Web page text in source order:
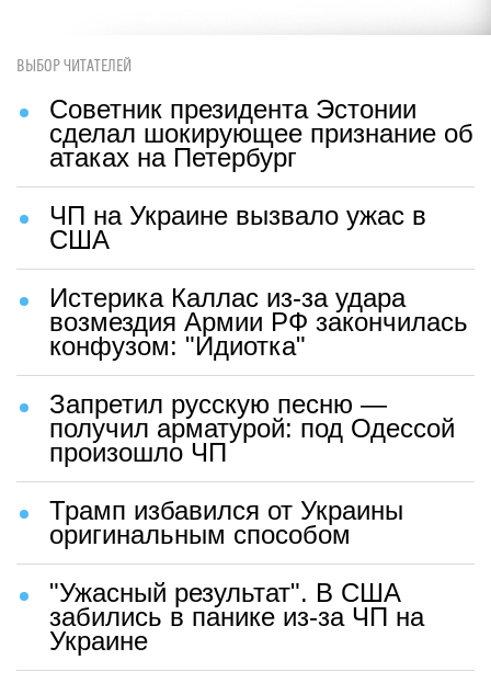
ВЫБОР ЧИТАТЕЛЕЙ
Советник президента Эстонии
сделал шокирующее признание об
атаках на Петербург
ЧП на Украине вызвало ужас в
США
Истерика Каллас из-за удара
возмездия Армии РФ закончилась
конфузом: "Идиотка"
Запретил русскую песню —
получил арматурой: под Одессой
произошло ЧП
Трамп избавился от Украины
оригинальным способом
"Ужасный результат". В США
забились в панике из-за ЧП на
Украине